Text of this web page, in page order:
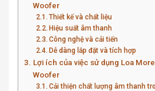
Woofer
Thiết kế và chất liệu
Hiệu suất âm thanh
Công nghệ và cải tiến
Dễ dàng lắp đặt và tích hợp
Lợi ích của việc sử dụng Loa
Woofer
Cải thiện chất lượng âm thanh